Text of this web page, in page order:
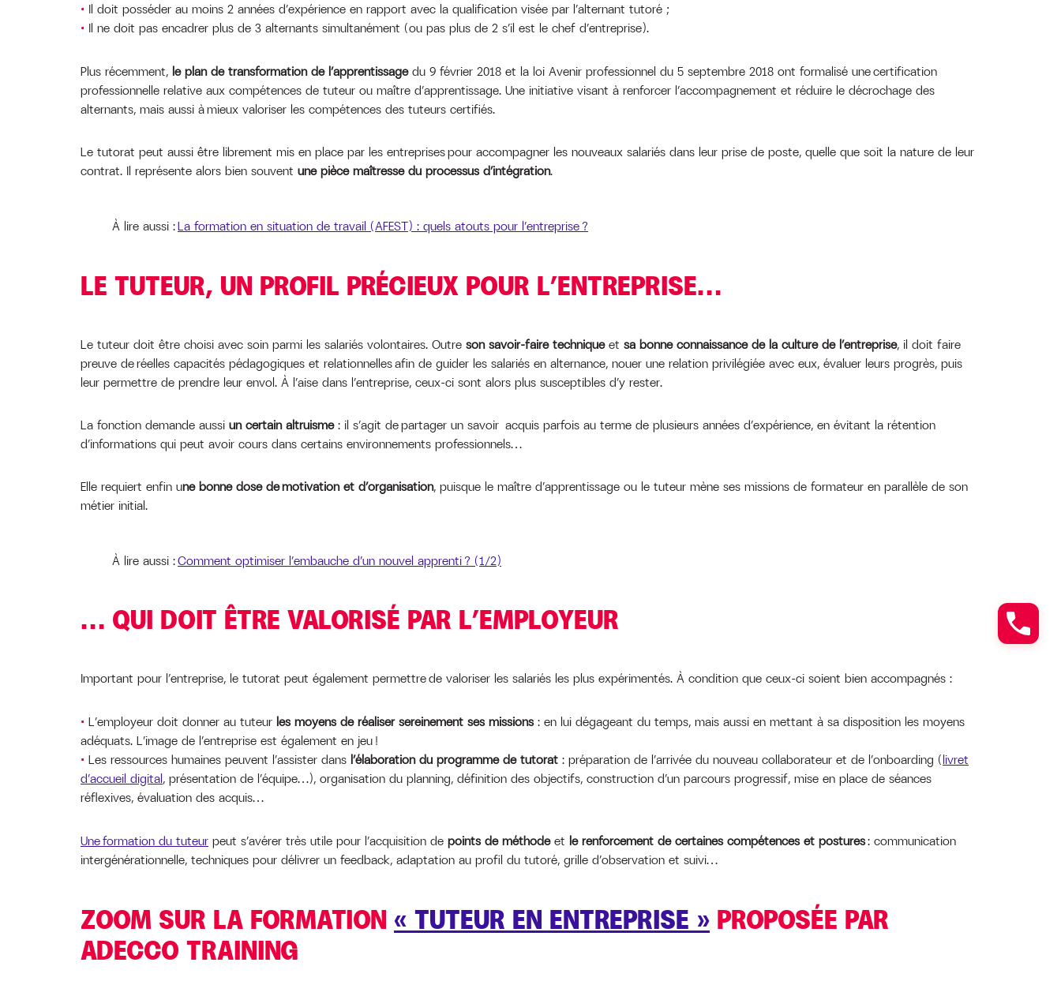
Il doit posséder au moins 2 années d’expérience en rapport avec la qualification visée par l’alternant tutoré ;
Il ne doit pas encadrer plus de 3 alternants simultanément (ou pas plus de 2 s’il est le chef d’entreprise).
Plus récemment, le plan de transformation de l’apprentissagedu 9 février 2018 et la loi Avenir professionnel du 5 septembre 2018 ont formalisé une certification
professionnelle relative aux compétences de tuteur ou maître d’apprentissage. Une initiative visant à renforcer l’accompagnement et réduire le décrochage des
alternants, mais aussi à mieux valoriser les compétences des tuteurs certifiés.
Le tutorat peut aussi être librement mis en place par les entreprises pour accompagner les nouveaux salariés dans leur prise de poste, quelle que soit la nature de leur
contrat. Il représente alors bien souvent une pièce maîtresse du processus d’intégration.
À lire aussi :La formation en situation de travail (AFEST) : quels atouts pour l’entreprise ?
LE TUTEUR, UN PROFIL PRÉCIEUX POUR L’ENTREPRISE…
Le tuteur doit être choisi avec soin parmi les salariés volontaires. Outre son savoir-faire techniqueet sa bonne connaissance de la culture de l’entreprise, il doit faire
preuve de réelles capacités pédagogiques et relationnelles afin de guider les salariés en alternance, nouer une relation privilégiée avec eux, évaluer leurs progrès, puis
leur permettre de prendre leur envol. À l’aise dans l’entreprise, ceux-ci sont alors plus susceptibles d’y rester.
La fonction demande aussi un certain altruisme: il s’agit de partager un savoir acquis parfois au terme de plusieurs années d’expérience, en évitant la rétention
d’informations qui peut avoir cours dans certains environnements professionnels…
Elle requiert enfin une bonne dose de motivation et d’organisation, puisque le maître d’apprentissage ou le tuteur mène ses missions de formateur en parallèle de son
métier initial.
À lire aussi :Comment optimiser l’embauche d’un nouvel apprenti ? (1/2)
… QUI DOIT ÊTRE VALORISÉ PAR L’EMPLOYEUR
Important pour l’entreprise, le tutorat peut également permettre de valoriser les salariés les plus expérimentés. À condition que ceux-ci soient bien accompagnés :
L’employeur doit donner au tuteur les moyens de réaliser sereinement ses missions: en lui dégageant du temps, mais aussi en mettant à sa disposition les moyens
adéquats. L’image de l’entreprise est également en jeu !
Les ressources humaines peuvent l’assister dans l’élaboration du programme de tutorat : préparation de l’arrivée du nouveau collaborateur et de l’onboarding (livret
d’accueil digital, présentation de l’équipe…), organisation du planning, définition des objectifs, construction d’un parcours progressif, mise en place de séances
réflexives, évaluation des acquis…
Une formation du tuteur peut s’avérer très utile pour l’acquisition de points de méthodeet le renforcement de certaines compétences et postures: communication
intergénérationnelle, techniques pour délivrer un feedback, adaptation au profil du tutoré, grille d’observation et suivi…
ZOOM SUR LA FORMATION « TUTEUR EN ENTREPRISE » PROPOSÉE PAR
ADECCO TRAINING